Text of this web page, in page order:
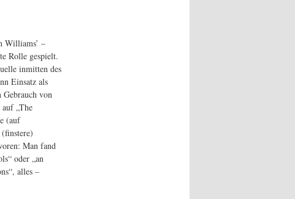
Williams’ –
Rolle gespielt.
inmitten des
Einsatz als
Gebrauch von
„The
(auf
Man fand
oder „an
alles –